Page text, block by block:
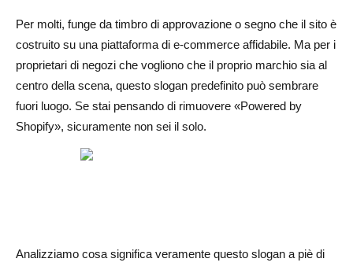
Posso sostituire «Powered by Shopify» con il mio testo?
È legale rimuovere il tag «Powered by Shopify»?
Perché dovrei rimuovere «Powered by Shopify»?
Per molti, funge da timbro di approvazione o segno che il sito è
costruito su una piattaforma di e-commerce affidabile. Ma per i
proprietari di negozi che vogliono che il proprio marchio sia al
centro della scena, questo slogan predefinito può sembrare
fuori luogo. Se stai pensando di rimuovere «Powered by
Shopify», sicuramente non sei il solo.
Analizziamo cosa significa veramente questo slogan a piè di